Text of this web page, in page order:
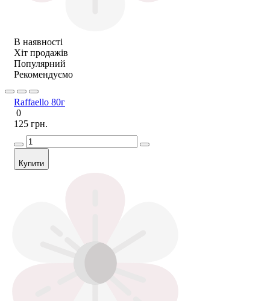
В наявності
Хіт продажів
Популярний
Рекомендуємо
Raffaello 80г
0
125 грн.
Купити